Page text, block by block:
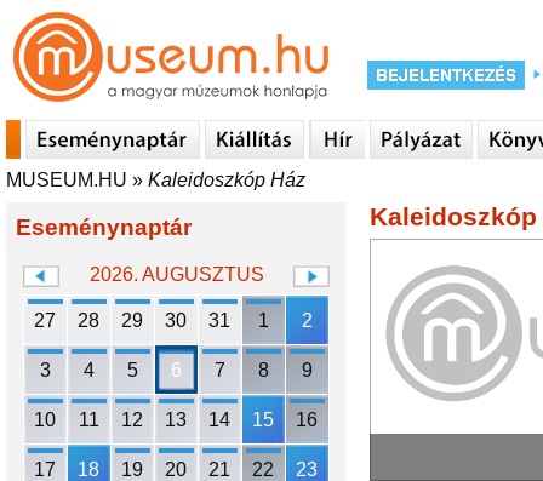
MUSEUM.HU » Kaleidoszkóp Ház
Eseménynaptár
2026. AUGUSZTUS
27 28 29 30 31 1 2
3 4 5 6 7 8 9
10 11 12 13 14 15 16
17 18 19 20 21 22 23